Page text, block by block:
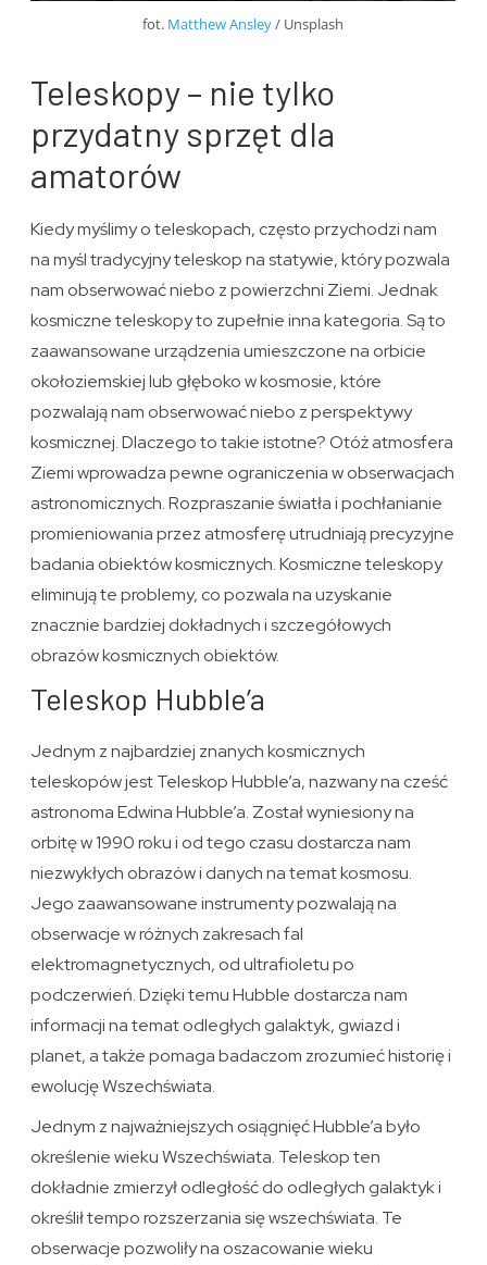
fot. Matthew Ansley/ Unsplash
Teleskopy – nie tylko
przydatny sprzęt dla
amatorów
Kiedy myślimy o teleskopach, często przychodzi nam
na myśl tradycyjny teleskop na statywie, który pozwala
nam obserwować niebo z powierzchni Ziemi. Jednak
kosmiczne teleskopy to zupełnie inna kategoria. Są to
zaawansowane urządzenia umieszczone na orbicie
okołoziemskiej lub głęboko w kosmosie, które
pozwalają nam obserwować niebo z perspektywy
kosmicznej. Dlaczego to takie istotne? Otóż atmosfera
Ziemi wprowadza pewne ograniczenia w obserwacjach
astronomicznych. Rozpraszanie światła i pochłanianie
promieniowania przez atmosferę utrudniają precyzyjne
badania obiektów kosmicznych. Kosmiczne teleskopy
eliminują te problemy, co pozwala na uzyskanie
znacznie bardziej dokładnych i szczegółowych
obrazów kosmicznych obiektów.
Teleskop Hubble’a
Jednym z najbardziej znanych kosmicznych
teleskopów jest Teleskop Hubble’a, nazwany na cześć
astronoma Edwina Hubble’a. Został wyniesiony na
orbitę w 1990 roku i od tego czasu dostarcza nam
niezwykłych obrazów i danych na temat kosmosu.
Jego zaawansowane instrumenty pozwalają na
obserwacje w różnych zakresach fal
elektromagnetycznych, od ultrafioletu po
podczerwień. Dzięki temu Hubble dostarcza nam
informacji na temat odległych galaktyk, gwiazd i
planet, a także pomaga badaczom zrozumieć historię i
ewolucję Wszechświata.
Jednym z najważniejszych osiągnięć Hubble’a było
określenie wieku Wszechświata. Teleskop ten
dokładnie zmierzył odległość do odległych galaktyk i
określił tempo rozszerzania się wszechświata. Te
obserwacje pozwoliły na oszacowanie wieku